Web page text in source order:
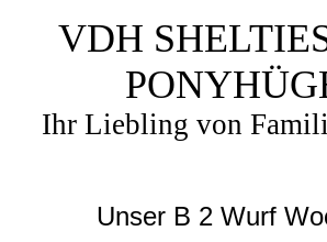
VDH
Ihr Liebling von
Unser B 2 Wurf